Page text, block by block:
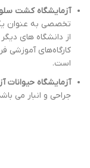
آزمایشگاه کشت
تخصصی به عنوان
از دانشگاه های
کارگاه‌های آموزشی
است.
آزمایشگاه حیوانات
جراحی و انبار می